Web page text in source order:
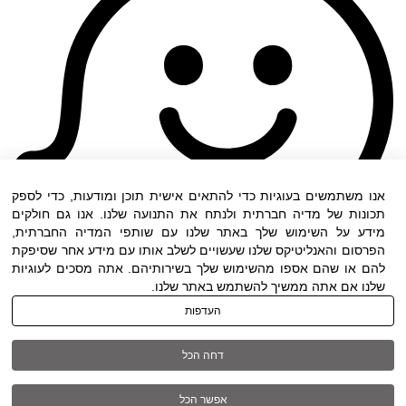
תנאי שימוש|הצהרת נגישות| כל הזכויות שמורות
ל DWO ©
אנו משתמשים בעוגיות כדי להתאים אישית תוכן ומודעות, כדי לספק
תכונות של מדיה חברתית ולנתח את התנועה שלנו. אנו גם חולקים
מידע על השימוש שלך באתר שלנו עם שותפי המדיה החברתית,
הפרסום והאנליטיקס שלנו שעשויים לשלב אותו עם מידע אחר שסיפקת
להם או שהם אספו מהשימוש שלך בשירותיהם. אתה מסכים לעוגיות
שלנו אם אתה ממשיך להשתמש באתר שלנו.
העדפות
דחה הכל
אפשר הכל